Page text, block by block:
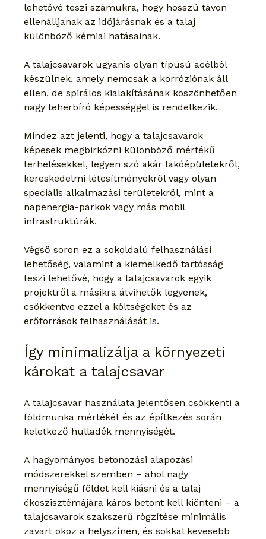
lehetővé teszi számukra, hogy hosszú távon
ellenálljanak az időjárásnak és a talaj
különböző kémiai hatásainak.
A talajcsavarok ugyanis olyan típusú acélból
készülnek, amely nemcsak a korróziónak áll
ellen, de spirálos kialakításának köszönhetően
nagy teherbíró képességgel is rendelkezik.
Mindez azt jelenti, hogy a talajcsavarok
képesek megbirkózni különböző mértékű
terhelésekkel, legyen szó akár lakóépületekről,
kereskedelmi létesítményekről vagy olyan
speciális alkalmazási területekről, mint a
napenergia-parkok vagy más mobil
infrastruktúrák.
Végső soron ez a sokoldalú felhasználási
lehetőség, valamint a kiemelkedő tartósság
teszi lehetővé, hogy a talajcsavarok egyik
projektről a másikra átvihetők legyenek,
csökkentve ezzel a költségeket és az
erőforrások felhasználását is.
Így minimalizálja a környezeti
károkat a talajcsavar
A talajcsavar használata jelentősen csökkenti a
földmunka mértékét és az építkezés során
keletkező hulladék mennyiségét.
A hagyományos betonozási alapozási
módszerekkel szemben – ahol nagy
mennyiségű földet kell kiásni és a talaj
ökoszisztémájára káros betont kell kiönteni – a
talajcsavarok szakszerű rögzítése minimális
zavart okoz a helyszínen, és sokkal kevesebb